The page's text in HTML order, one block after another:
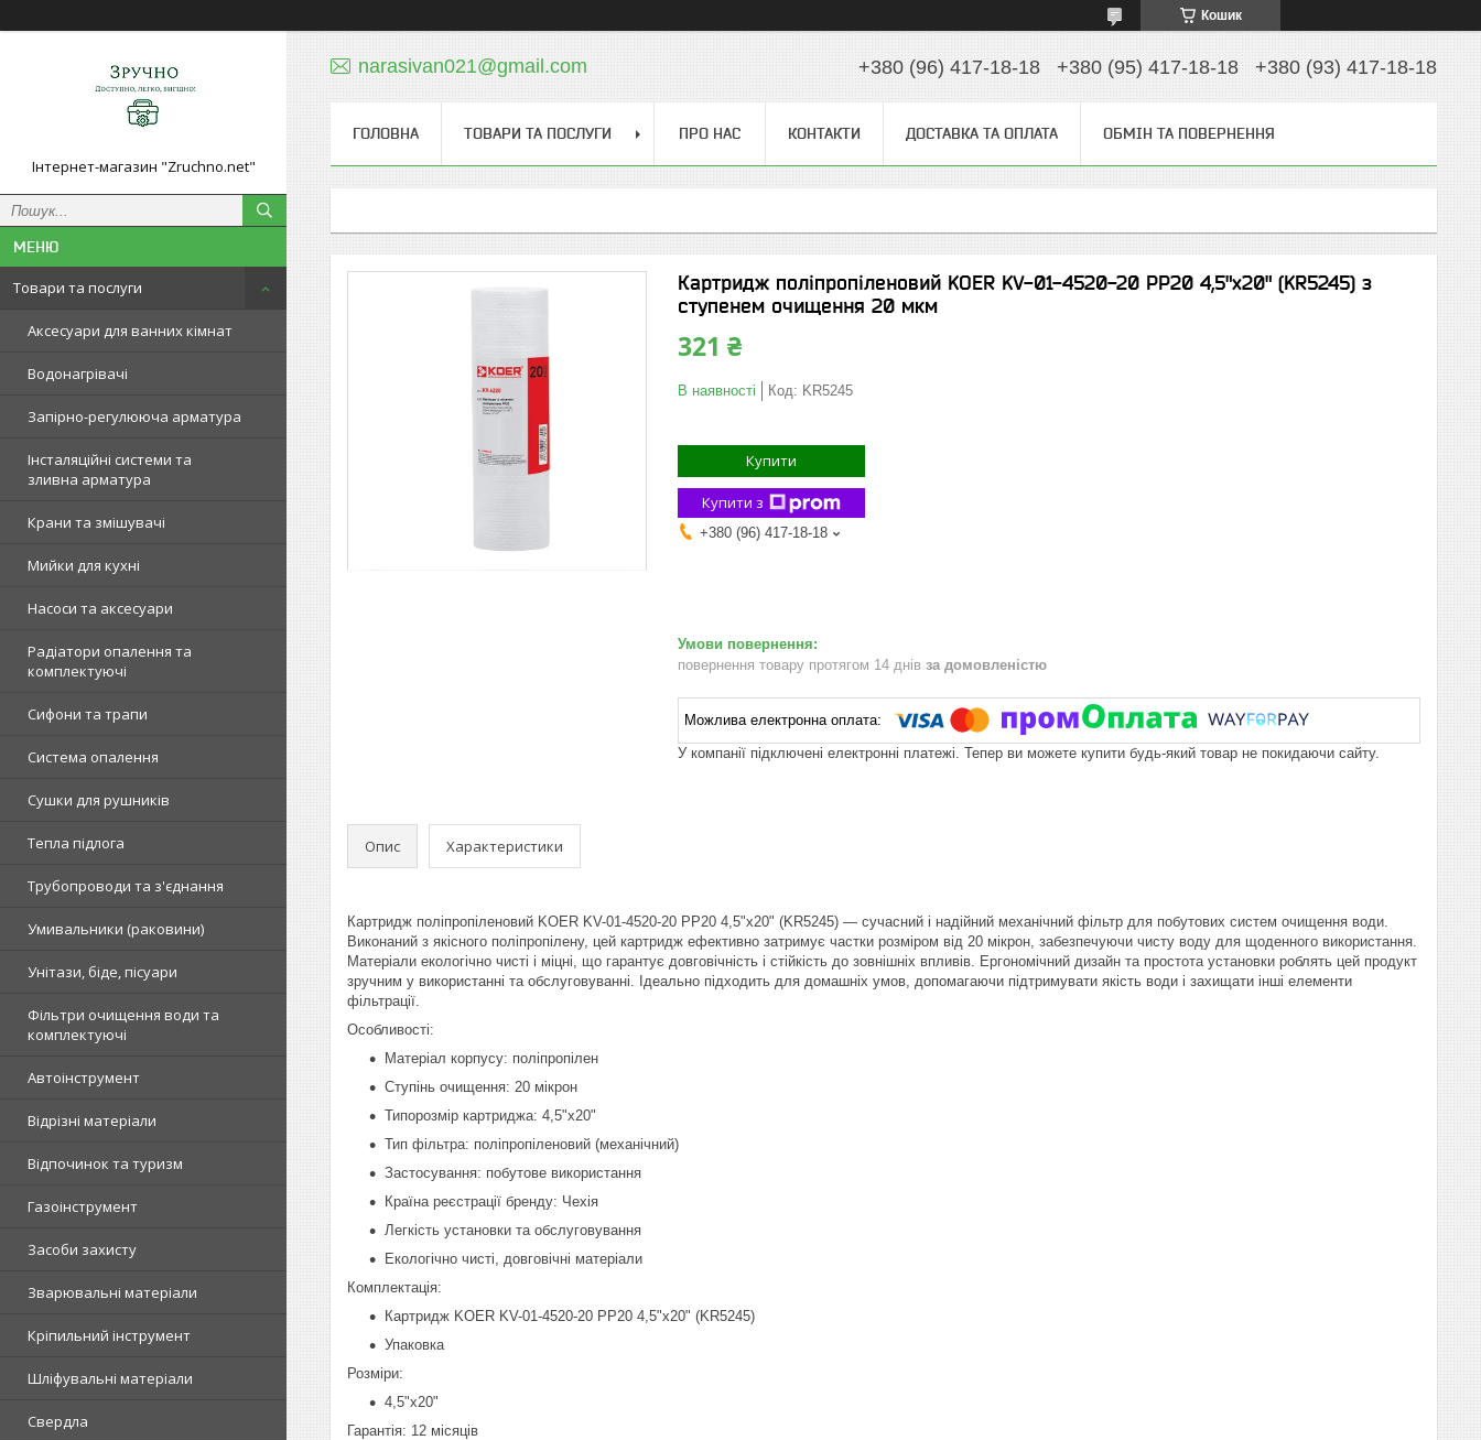
Кошик
Інтернет-магазин "Zruchno.net"
Товари та послуги
Аксесуари для ванних кімнат
Водонагрівачі
Запірно-регулююча арматура
Інсталяційні системи та
зливна арматура
Крани та змішувачі
Мийки для кухні
Насоси та аксесуари
Радіатори опалення та
комплектуючі
Сифони та трапи
Система опалення
Сушки для рушників
Тепла підлога
Трубопроводи та з'єднання
Умивальники (раковини)
Унітази, біде, пісуари
Фільтри очищення води та
комплектуючі
Автоінструмент
Відрізні матеріали
Відпочинок та туризм
Газоінструмент
Засоби захисту
Зварювальні матеріали
Кріпильний інструмент
Шліфувальні матеріали
Свердла
narasivan021@gmail.com +380 (96) 417-18-18 +380 (95) 417-18-18 +380 (93) 417-18-18
ГОЛОВНА ТОВАРИ ТА ПОСЛУГИ ПРО НАС КОНТАКТИ ДОСТАВКА ТА ОПЛАТА ОБМІН ТА ПОВЕРНЕННЯ
Картридж поліпропіленовий KOER KV-01-4520-20 PP20 4,5"x20" (KR5245) з
ступенем очищення 20 мкм
321 ₴
В наявності Код: KR5245
Купити
Купити з
+380 (96) 417-18-18
повернення товару протягом 14 днів за домовленістю
У компанії підключені електронні платежі. Тепер ви можете купити будь-який товар не покидаючи сайту.
Опис Характеристики
Картридж поліпропіленовий KOER KV-01-4520-20 PP20 4,5"x20" (KR5245) — сучасний і надійний механічний фільтр для побутових систем очищення води.
Виконаний з якісного поліпропілену, цей картридж ефективно затримує частки розміром від 20 мікрон, забезпечуючи чисту воду для щоденного використання.
Матеріали екологічно чисті і міцні, що гарантує довговічність і стійкість до зовнішніх впливів. Ергономічний дизайн та простота установки роблять цей продукт
зручним у використанні та обслуговуванні. Ідеально підходить для домашніх умов, допомагаючи підтримувати якість води і захищати інші елементи
фільтрації.
Особливості:
Матеріал корпусу: поліпропілен
Ступінь очищення: 20 мікрон
Типорозмір картриджа: 4,5"x20"
Тип фільтра: поліпропіленовий (механічний)
Застосування: побутове використання
Країна реєстрації бренду: Чехія
Легкість установки та обслуговування
Екологічно чисті, довговічні матеріали
Комплектація:
Картридж KOER KV-01-4520-20 PP20 4,5"x20" (KR5245)
Упаковка
Розміри:
4,5"x20"
Гарантія: 12 місяців